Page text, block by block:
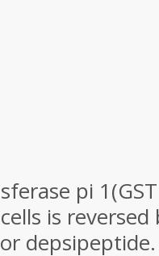
pi
is
depsipeptide